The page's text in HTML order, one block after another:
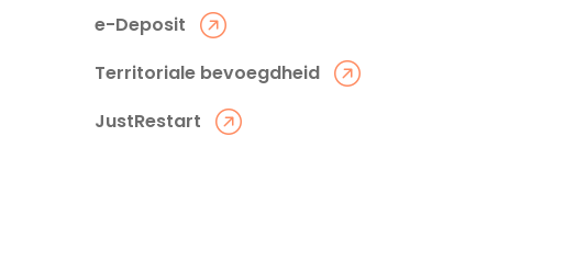
e-Deposit
Territoriale bevoegdheid
JustRestart